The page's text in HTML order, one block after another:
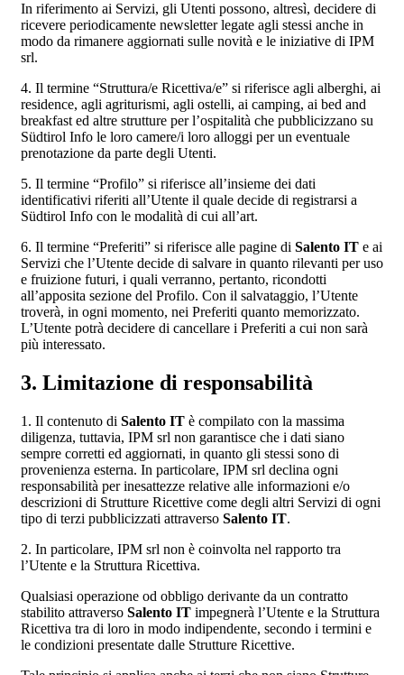
In riferimento ai Servizi, gli Utenti possono, altresì, decidere di
ricevere periodicamente newsletter legate agli stessi anche in
modo da rimanere aggiornati sulle novità e le iniziative di IPM
srl.
4. Il termine “Struttura/e Ricettiva/e” si riferisce agli alberghi, ai
residence, agli agriturismi, agli ostelli, ai camping, ai bed and
breakfast ed altre strutture per l’ospitalità che pubblicizzano su
Südtirol Info le loro camere/i loro alloggi per un eventuale
prenotazione da parte degli Utenti.
5. Il termine “Profilo” si riferisce all’insieme dei dati
identificativi riferiti all’Utente il quale decide di registrarsi a
Südtirol Info con le modalità di cui all’art.
6. Il termine “Preferiti” si riferisce alle pagine di Salento IT e ai
Servizi che l’Utente decide di salvare in quanto rilevanti per uso
e fruizione futuri, i quali verranno, pertanto, ricondotti
all’apposita sezione del Profilo. Con il salvataggio, l’Utente
troverà, in ogni momento, nei Preferiti quanto memorizzato.
L’Utente potrà decidere di cancellare i Preferiti a cui non sarà
più interessato.
3. Limitazione di responsabilità
1. Il contenuto di Salento IT è compilato con la massima
diligenza, tuttavia, IPM srl non garantisce che i dati siano
sempre corretti ed aggiornati, in quanto gli stessi sono di
provenienza esterna. In particolare, IPM srl declina ogni
responsabilità per inesattezze relative alle informazioni e/o
descrizioni di Strutture Ricettive come degli altri Servizi di ogni
tipo di terzi pubblicizzati attraverso Salento IT.
2. In particolare, IPM srl non è coinvolta nel rapporto tra
l’Utente e la Struttura Ricettiva.
Qualsiasi operazione od obbligo derivante da un contratto
stabilito attraverso Salento IT impegnerà l’Utente e la Struttura
Ricettiva tra di loro in modo indipendente, secondo i termini e
le condizioni presentate dalle Strutture Ricettive.